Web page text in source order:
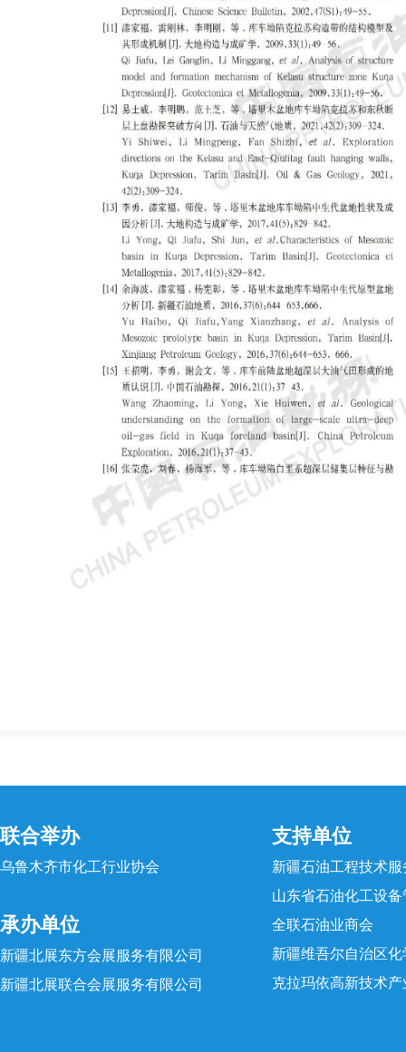
联合举办
乌鲁木齐市化工行业协会
承办单位
新疆北展东方会展服务有限公司
新疆北展联合会展服务有限公司
支持单位
新疆石油工程技术
山东省石油化工设
全联石油业商会
新疆维吾尔自治区化
克拉玛依高新技术